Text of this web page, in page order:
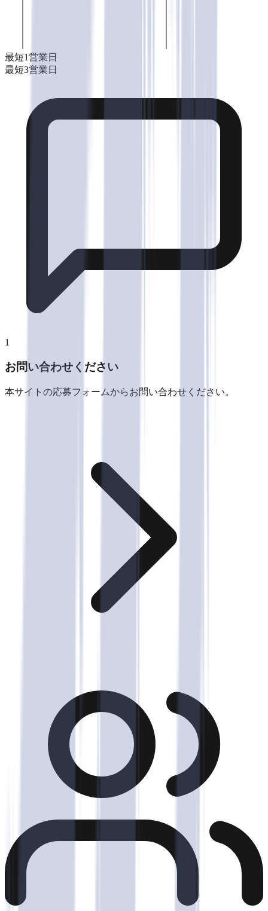
最短1営業日
最短3営業日
1
お問い合わせください
本サイトの応募フォームからお問い合わせください。